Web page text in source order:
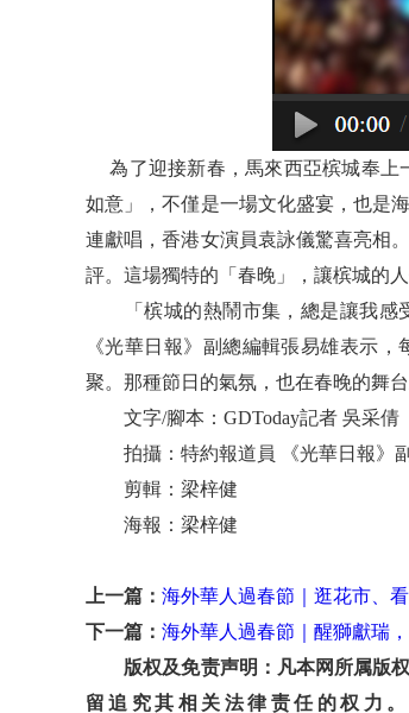
為了迎接新春，馬來西亞槟城奉上
如意」，不僅是一場文化盛宴，也是
連獻唱，香港女演員袁詠儀驚喜亮相
評。這場獨特的「春晚」，讓槟城的
「槟城的熱鬧市集，總是讓我感受
《光華日報》副總編輯張易雄表示
聚。那種節日的氣氛，也在春晚的舞
文字/腳本：GDToday記者 吳采倩
拍攝：特約報道員 《光華日報》
剪輯：梁梓健
海報：梁梓健
上一篇： 海外華人過春節｜逛花市、
下一篇： 海外華人過春節｜醒獅獻瑞
版权及免责声明：凡本网所属版权
留追究其相关法律责任的权力